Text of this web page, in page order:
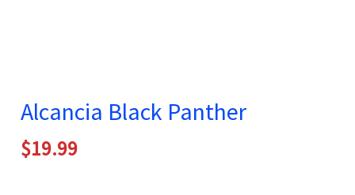
Alcancia Black Panther
$19.99